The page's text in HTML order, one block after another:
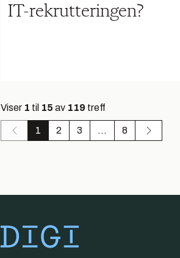
IT-rekrutteringen?
Viser 1 til 15 av 119 treff
1 2 3 ... 8